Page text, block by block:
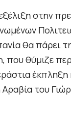
στην
θα πάρει
που θύμιζε
του